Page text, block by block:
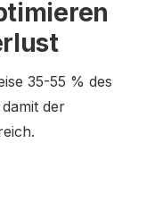
35-55 % des
der